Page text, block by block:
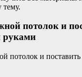
тему.
потолок и
руками